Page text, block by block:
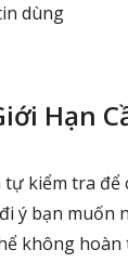
dùng
Hạn
tự kiểm tra để
ý bạn muốn
không